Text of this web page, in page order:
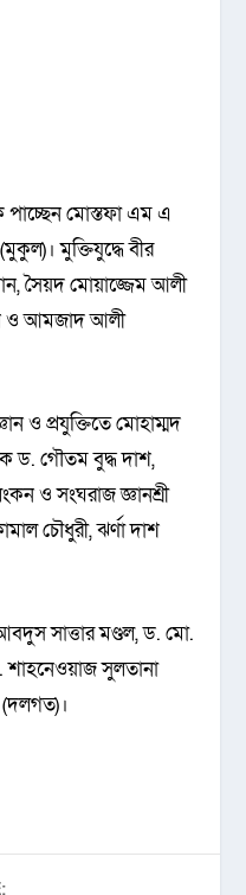
মোস্তফা এম এ
মুক্তিযুদ্ধে বীর
সৈয়দ মোয়াজ্জেম আলী
ও আমজাদ আলী
ও প্রযুক্তিতে মোহাম্মদ
ড. গৌতম বুদ্ধ দাশ,
ও সংঘরাজ জ্ঞানশ্রী
চৌধুরী, ঝর্ণা দাশ
সাত্তার মণ্ডল, ড. মো.
সুলতানা